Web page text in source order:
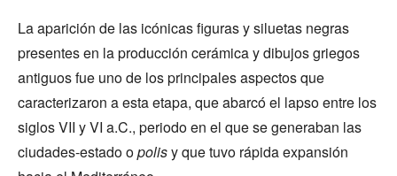
La aparición de las icónicas figuras y siluetas negras
presentes en la producción cerámica y dibujos griegos
antiguos fue uno de los principales aspectos que
caracterizaron a esta etapa, que abarcó el lapso entre los
siglos VII y VI a.C., periodo en el que se generaban las
ciudades-estado opolisy que tuvo rápida expansión